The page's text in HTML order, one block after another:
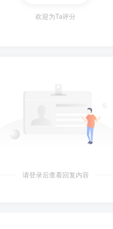
乌"Scalp"远程导弹，射程为
社
欢迎为Ta评分
请登录后查看回复内容